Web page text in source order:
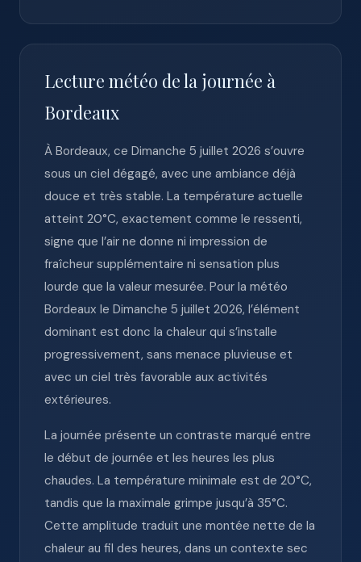
Lecture météo de la journée à
Bordeaux
À Bordeaux, ce Dimanche 5 juillet 2026 s’ouvre
sous un ciel dégagé, avec une ambiance déjà
douce et très stable. La température actuelle
atteint 20°C, exactement comme le ressenti,
signe que l’air ne donne ni impression de
fraîcheur supplémentaire ni sensation plus
lourde que la valeur mesurée. Pour la météo
Bordeaux le Dimanche 5 juillet 2026, l’élément
dominant est donc la chaleur qui s’installe
progressivement, sans menace pluvieuse et
avec un ciel très favorable aux activités
extérieures.
La journée présente un contraste marqué entre
le début de journée et les heures les plus
chaudes. La température minimale est de 20°C,
tandis que la maximale grimpe jusqu’à 35°C.
Cette amplitude traduit une montée nette de la
chaleur au fil des heures, dans un contexte sec